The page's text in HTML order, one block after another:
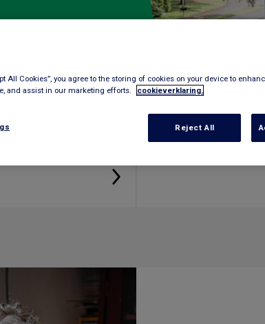
All Cookies”, you agree to the storing of cookies on your device to
and assist in our marketing efforts.
cookieverklaring.
Reject All